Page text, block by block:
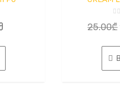
0
25.00₾